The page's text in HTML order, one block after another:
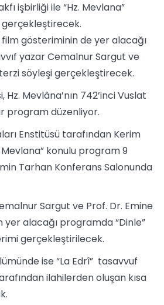
işbirliği ile “Hz. Mevlana”
film gösteriminin de yer alacağı
yazar Cemalnur Sargut ve
söyleşi gerçekleştirecek.
Mevlâna’nın 742’inci Vuslat
program düzenliyor.
Enstitüsü tarafından Kerim
Mevlana” konulu program 9
Tarhan Konferans Salonunda
Sargut ve Prof. Dr. Emine
yer alacağı programda “Dinle”
gerçekleştirilecek.
ise “La Edrî” tasavvuf
ilahilerden oluşan kısa